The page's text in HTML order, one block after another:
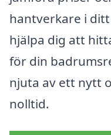
hantverkare i
hjälpa dig att
för din
njuta av ett nytt
nolltid.